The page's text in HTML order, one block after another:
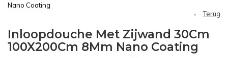
Nano Coating
Terug
Inloopdouche Met Zijwand 30Cm
100X200Cm 8Mm Nano Coating